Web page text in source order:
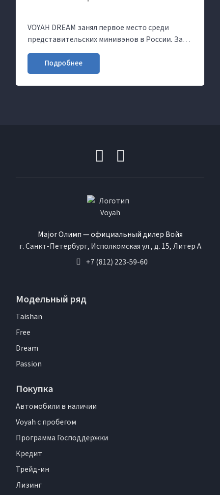
VOYAH DREAM занял первое место среди
представительских минивэнов в России. За
пять месяцев продажи модели увеличились на
62%, а рыночная доля выросла с 16 до 26%.
Подробнее
Major Олимп — официальный дилер Войя
г. Санкт-Петербург, Исполкомская ул., д. 15, Литер А
+7 (812) 223-59-60
Модельный ряд
Taishan
Free
Dream
Passion
Покупка
Автомобили в наличии
Voyah с пробегом
Программа Господдержки
Кредит
Трейд-ин
Лизинг